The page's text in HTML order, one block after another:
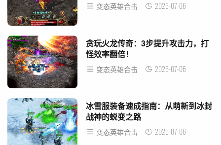
变态英雄合击 2026-07-06
贪玩火龙传奇：3步提升攻击力，打
怪效率翻倍！
变态英雄合击 2026-07-06
冰雪服装备速成指南：从萌新到冰封
战神的蜕变之路
变态英雄合击 2026-07-06